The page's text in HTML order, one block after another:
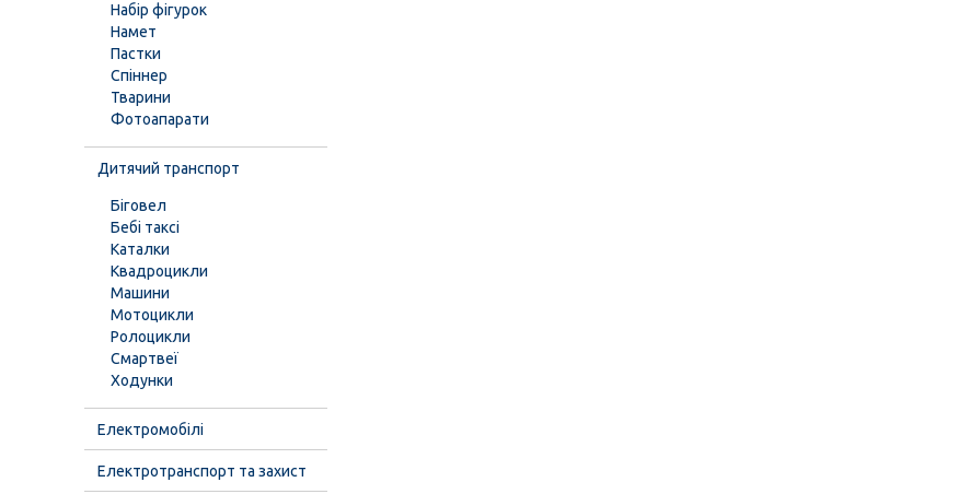
Набір фігурок
Намет
Пастки
Спіннер
Тварини
Фотоапарати
Дитячий транспорт
Біговел
Бебі таксі
Каталки
Квадроцикли
Машини
Мотоцикли
Ролоцикли
Смартвеї
Ходунки
Електромобілі
Електротранспорт та захист